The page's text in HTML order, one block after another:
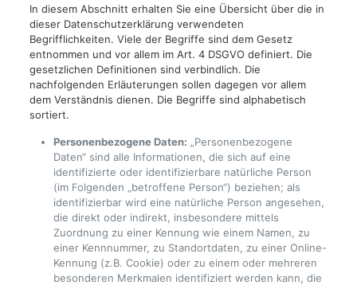
In diesem Abschnitt erhalten Sie eine Übersicht über die in
dieser Datenschutzerklärung verwendeten
Begrifflichkeiten. Viele der Begriffe sind dem Gesetz
entnommen und vor allem im Art. 4 DSGVO definiert. Die
gesetzlichen Definitionen sind verbindlich. Die
nachfolgenden Erläuterungen sollen dagegen vor allem
dem Verständnis dienen. Die Begriffe sind alphabetisch
sortiert.
Personenbezogene Daten: „Personenbezogene
Daten“ sind alle Informationen, die sich auf eine
identifizierte oder identifizierbare natürliche Person
(im Folgenden „betroffene Person“) beziehen; als
identifizierbar wird eine natürliche Person angesehen,
die direkt oder indirekt, insbesondere mittels
Zuordnung zu einer Kennung wie einem Namen, zu
einer Kennnummer, zu Standortdaten, zu einer Online-
Kennung (z.B. Cookie) oder zu einem oder mehreren
besonderen Merkmalen identifiziert werden kann, die